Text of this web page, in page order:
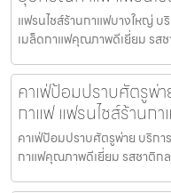
แฟรนไชส์ร้านกาแฟบางใหญ่ บ
เมล็ดกาแฟคุณภาพดีเยี่ยม รส
คาเฟ่ป้อมปราบศัตรูพ่
กาแฟ แฟรนไชส์ร้านกา
คาเฟ่ป้อมปราบศัตรูพ่าย บริกา
กาแฟคุณภาพดีเยี่ยม รสชาติก